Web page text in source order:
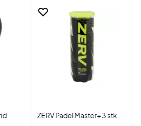
ZERV Padel Master+ 3 stk.